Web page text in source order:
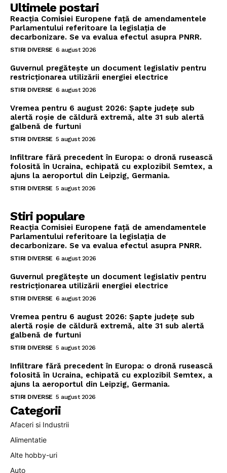
Ultimele postari
Reacția Comisiei Europene față de amendamentele
Parlamentului referitoare la legislația de
decarbonizare. Se va evalua efectul asupra PNRR.
STIRI DIVERSE 6 august 2026
Guvernul pregătește un document legislativ pentru
restricționarea utilizării energiei electrice
STIRI DIVERSE 6 august 2026
Vremea pentru 6 august 2026: Șapte județe sub
alertă roșie de căldură extremă, alte 31 sub alertă
galbenă de furtuni
STIRI DIVERSE 5 august 2026
Infiltrare fără precedent în Europa: o dronă rusească
folosită în Ucraina, echipată cu explozibil Semtex, a
ajuns la aeroportul din Leipzig, Germania.
STIRI DIVERSE 5 august 2026
Stiri populare
Reacția Comisiei Europene față de amendamentele
Parlamentului referitoare la legislația de
decarbonizare. Se va evalua efectul asupra PNRR.
STIRI DIVERSE 6 august 2026
Guvernul pregătește un document legislativ pentru
restricționarea utilizării energiei electrice
STIRI DIVERSE 6 august 2026
Vremea pentru 6 august 2026: Șapte județe sub
alertă roșie de căldură extremă, alte 31 sub alertă
galbenă de furtuni
STIRI DIVERSE 5 august 2026
Infiltrare fără precedent în Europa: o dronă rusească
folosită în Ucraina, echipată cu explozibil Semtex, a
ajuns la aeroportul din Leipzig, Germania.
STIRI DIVERSE 5 august 2026
Categorii
Afaceri si Industrii
Alimentatie
Alte hobby-uri
Auto